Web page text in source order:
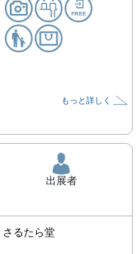
もっと詳しく
出展者
さるたら堂